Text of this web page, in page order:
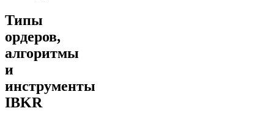
Типы
ордеров,
алгоритмы
и
инструменты
IBKR